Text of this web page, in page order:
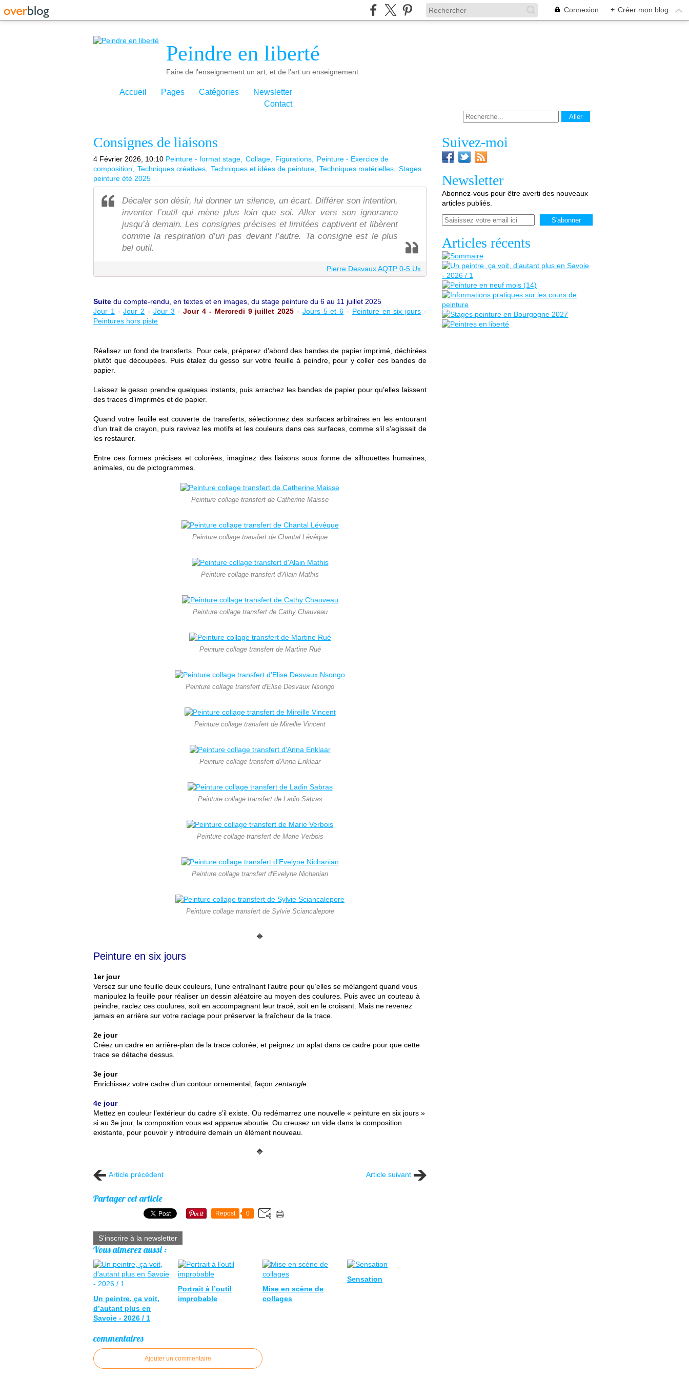
Connexion + Créer mon blog
Peindre en liberté
Faire de l'enseignement un art, et de l'art un enseignement.
Accueil Pages Catégories
Newsletter
Contact
Consignes de liaisons
4 Février 2026, 10:10 Peinture - format stage Collage Figurations
Peinture - Exercice de
composition
Techniques créatives Techniques et idées de peinture Techniques matérielles
Stages
peinture été 2025
Décaler son désir, lui donner un silence, un écart. Différer son intention,
inventer l’outil qui mène plus loin que soi. Aller vers son ignorance
jusqu’à demain. Les consignes précises et limitées captivent et libèrent
comme la respiration d’un pas devant l’autre. Ta consigne est le plus
bel outil.
Pierre Desvaux AQTP 0-5 Ux
Suite du compte-rendu, en textes et en images, du stage peinture du 6 au 11 juillet 2025
Jour 1 -Jour 2 - Jour 3 -Jour 4 - Mercredi 9 juillet 2025 - Jours 5 et 6 - Peinture en six jours -
Peintures hors piste
Réalisez un fond de transferts. Pour cela, préparez d’abord des bandes de papier imprimé, déchirées
plutôt que découpées. Puis étalez du gesso sur votre feuille à peindre, pour y coller ces bandes de
papier.
Laissez le gesso prendre quelques instants, puis arrachez les bandes de papier pour qu’elles laissent
des traces d’imprimés et de papier.
Quand votre feuille est couverte de transferts, sélectionnez des surfaces arbitraires en les entourant
d’un trait de crayon, puis ravivez les motifs et les couleurs dans ces surfaces, comme s’il s’agissait de
les restaurer.
Entre ces formes précises et colorées, imaginez des liaisons sous forme de silhouettes humaines,
animales, ou de pictogrammes.
Peinture collage transfert de Catherine Maisse
Peinture collage transfert de Chantal Lévêque
Peinture collage transfert d'Alain Mathis
Peinture collage transfert de Cathy Chauveau
Peinture collage transfert de Martine Rué
Peinture collage transfert d'Elise Desvaux Nsongo
Peinture collage transfert de Mireille Vincent
Peinture collage transfert d'Anna Enklaar
Peinture collage transfert de Ladin Sabras
Peinture collage transfert de Marie Verbois
Peinture collage transfert d'Evelyne Nichanian
Peinture collage transfert de Sylvie Sciancalepore
🔷
Peinture en six jours
1er jour
Versez sur une feuille deux couleurs, l’une entraînant l’autre pour qu’elles se mélangent quand vous
manipulez la feuille pour réaliser un dessin aléatoire au moyen des coulures. Puis avec un couteau à
peindre, raclez ces coulures, soit en accompagnant leur tracé, soit en le croisant. Mais ne revenez
jamais en arrière sur votre raclage pour préserver la fraîcheur de la trace.
2e jour
Créez un cadre en arrière-plan de la trace colorée, et peignez un aplat dans ce cadre pour que cette
trace se détache dessus.
3e jour
Enrichissez votre cadre d’un contour ornemental, façon zentangle
4e jour
Mettez en couleur l’extérieur du cadre s’il existe. Ou redémarrez une nouvelle « peinture en six jours »
si au 3e jour, la composition vous est apparue aboutie. Ou creusez un vide dans la composition
existante, pour pouvoir y introduire demain un élément nouveau.
🔷
Article précédent Article suivant
Partager cet article
Repost 0
S'inscrire à la newsletter
Vous aimerez aussi :
Un peintre, ça voit,
d’autant plus en
Savoie - 2026 / 1
Portrait à l’outil
improbable
Mise en scène de
collages
Sensation
commentaires
Ajouter un commentaire
Suivez-moi
Newsletter
Abonnez-vous pour être averti des nouveaux
articles publiés.
Email
Articles récents